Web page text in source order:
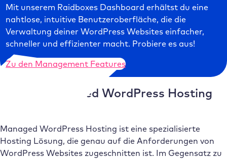
Mit unserem Raidboxes Dashboard erhältst du eine
nahtlose, intuitive Benutzeroberfläche, die die
Verwaltung deiner WordPress Websites einfacher,
schneller und effizienter macht. Probiere es aus!
Zu den Management Features
Was ist Managed WordPress Hosting
Managed WordPress Hosting ist eine spezialisierte
Hosting Lösung, die genau auf die Anforderungen von
WordPress Websites zugeschnitten ist. Im Gegensatz zu